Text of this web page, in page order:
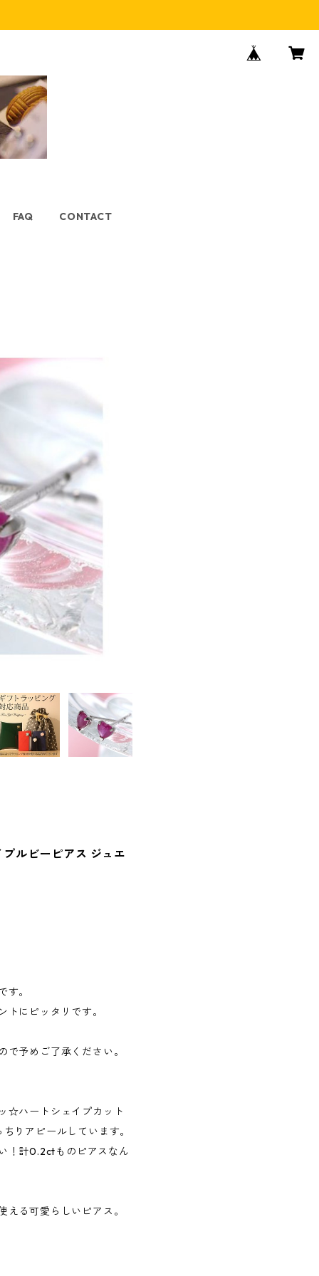
FAQ CONTACT
ルビーピアス ジュエ
す。
にピッタリです。
予めご了承ください。
☆ハートシェイプカット
りアピールしています。
！計0.2ctものピアスなん
る可愛らしいピアス。